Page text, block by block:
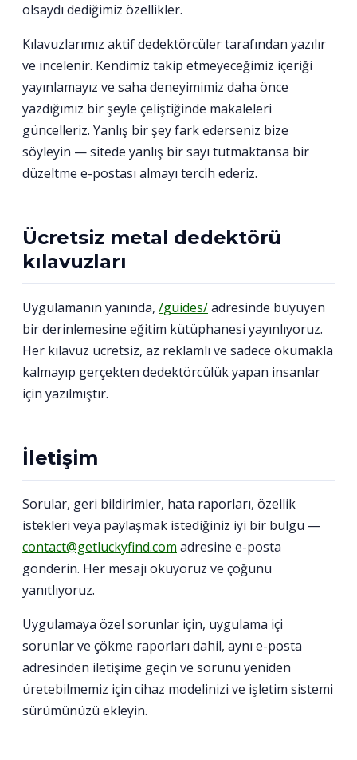
olsaydı dediğimiz özellikler.
Kılavuzlarımız aktif dedektörcüler tarafından yazılır
ve incelenir. Kendimiz takip etmeyeceğimiz içeriği
yayınlamayız ve saha deneyimimiz daha önce
yazdığımız bir şeyle çeliştiğinde makaleleri
güncelleriz. Yanlış bir şey fark ederseniz bize
söyleyin — sitede yanlış bir sayı tutmaktansa bir
düzeltme e-postası almayı tercih ederiz.
Ücretsiz metal dedektörü
kılavuzları
Uygulamanın yanında, /guides/adresinde büyüyen
bir derinlemesine eğitim kütüphanesi yayınlıyoruz.
Her kılavuz ücretsiz, az reklamlı ve sadece okumakla
kalmayıp gerçekten dedektörcülük yapan insanlar
için yazılmıştır.
İletişim
Sorular, geri bildirimler, hata raporları, özellik
istekleri veya paylaşmak istediğiniz iyi bir bulgu —
contact@getluckyfind.com adresine e-posta
gönderin. Her mesajı okuyoruz ve çoğunu
yanıtlıyoruz.
Uygulamaya özel sorunlar için, uygulama içi
sorunlar ve çökme raporları dahil, aynı e-posta
adresinden iletişime geçin ve sorunu yeniden
üretebilmemiz için cihaz modelinizi ve işletim sistemi
sürümünüzü ekleyin.